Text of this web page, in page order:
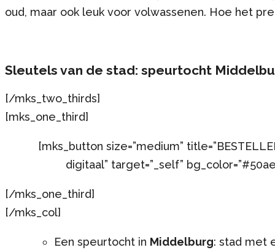
oud, maar ook leuk voor volwassenen. Hoe het
Sleutels van de stad: speurtocht
[/mks_two_thirds]
[mks_one_third]
[mks_button size=”medium”
digitaal” target=”_self”
[/mks_one_third]
[/mks_col]
Een speurtocht in Middelburg: stad met